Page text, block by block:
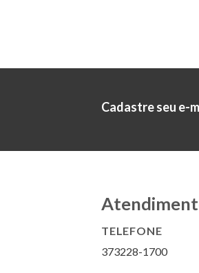
Cadastre seu e-
TELEFONE
373228-1700